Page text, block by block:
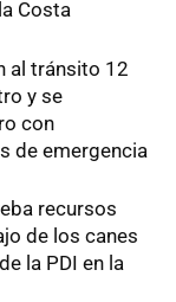
Costa
al tránsito 12
y se
con
de emergencia
recursos
de los canes
la PDI en la